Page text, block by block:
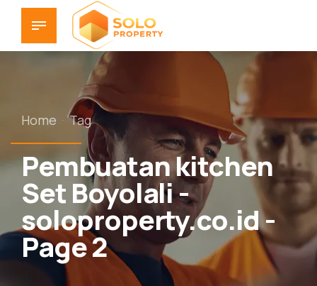
Home Tag
Pembuatan kitchen
Set Boyolali -
soloproperty.co.id -
Page 2